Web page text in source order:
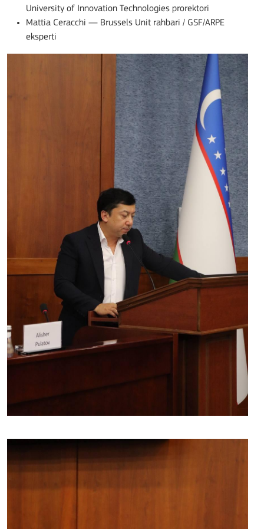
University of Innovation Technologies prorektori
Mattia Ceracchi — Brussels Unit rahbari / GSF/ARPE
eksperti